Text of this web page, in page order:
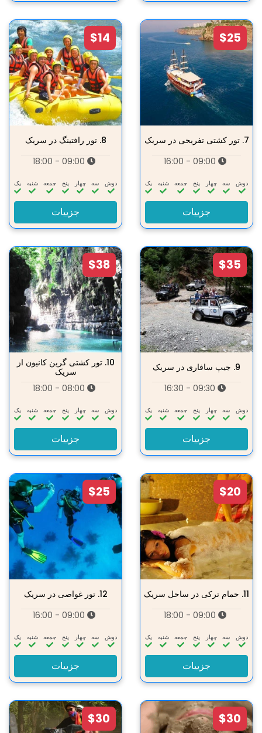
$25
7. تور کشتی تفریحی در سریک
دوش سه‌ چهار پنج جمعه شنبه یک
جزییات
$14
8. تور رافتینگ در سریک
دوش سه‌ چهار پنج جمعه شنبه یک
جزییات
$35
9. جیپ سافاری در سریک
دوش سه‌ چهار پنج جمعه شنبه یک
جزییات
$38
10. تور کشتی گرین کانیون از
سریک
دوش سه‌ چهار پنج جمعه شنبه یک
جزییات
$20
11. حمام ترکی در ساحل سریک
دوش سه‌ چهار پنج جمعه شنبه یک
جزییات
$25
12. تور غواصی در سریک
دوش سه‌ چهار پنج جمعه شنبه یک
جزییات
$30
$30